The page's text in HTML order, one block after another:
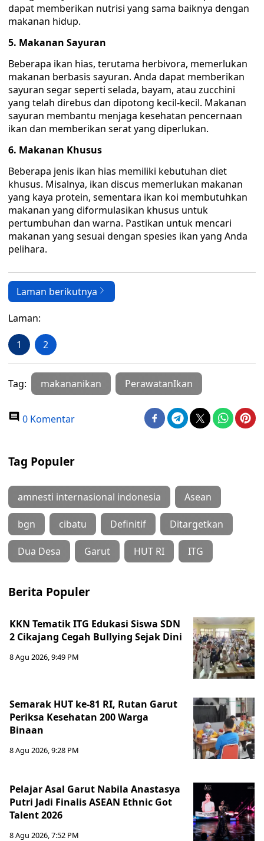
dapat memberikan nutrisi yang sama baiknya dengan
makanan hidup.
5. Makanan Sayuran
Beberapa ikan hias, terutama herbivora, memerlukan
makanan berbasis sayuran. Anda dapat memberikan
sayuran segar seperti selada, bayam, atau zucchini
yang telah direbus dan dipotong kecil-kecil. Makanan
sayuran membantu menjaga kesehatan pencernaan
ikan dan memberikan serat yang diperlukan.
6. Makanan Khusus
Beberapa jenis ikan hias memiliki kebutuhan diet
khusus. Misalnya, ikan discus memerlukan makanan
yang kaya protein, sementara ikan koi membutuhkan
makanan yang diformulasikan khusus untuk
pertumbuhan dan warna. Pastikan untuk mencari
makanan yang sesuai dengan spesies ikan yang Anda
pelihara.
Laman berikutnya
Laman:
1 2
Tag: makananikan PerawatanIkan
0 Komentar
Tag Populer
amnesti internasional indonesia Asean
bgn cibatu Definitif Ditargetkan
Dua Desa Garut HUT RI ITG
Berita Populer
KKN Tematik ITG Edukasi Siswa SDN
2 Cikajang Cegah Bullying Sejak Dini
8 Agu 2026, 9:49 PM
Semarak HUT ke-81 RI, Rutan Garut
Periksa Kesehatan 200 Warga
Binaan
8 Agu 2026, 9:28 PM
Pelajar Asal Garut Nabila Anastasya
Putri Jadi Finalis ASEAN Ethnic Got
Talent 2026
8 Agu 2026, 7:52 PM